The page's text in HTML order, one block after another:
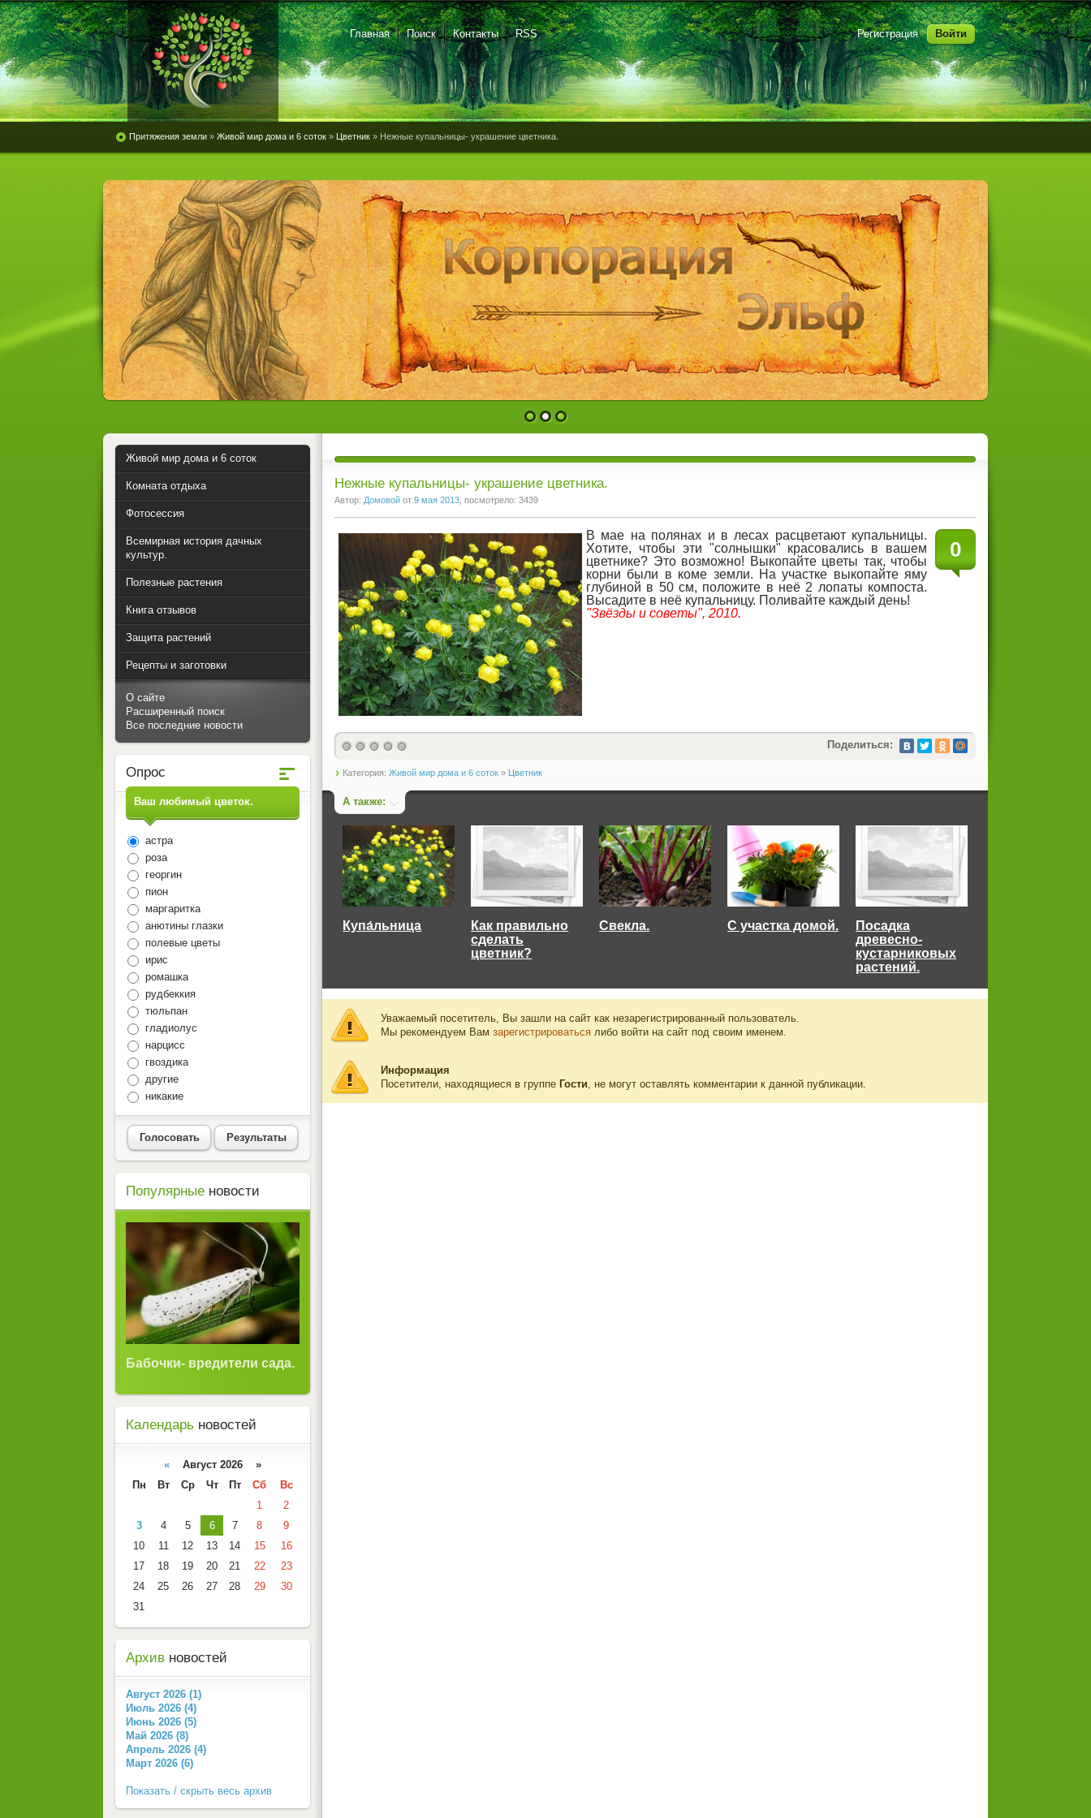
Регистрация Войти
Главная Поиск Контакты RSS
Притяжения земли » Живой мир дома и 6 соток » Цветник » Нежные купальницы- украшение цветника.
1 2 3
Нежные купальницы- украшение цветника.
Автор: Домовой от 9 мая 2013 , посмотрело: 3439
0
В мае на полянах и в лесах расцветают купальницы.
Хотите, чтобы эти "солнышки" красовались в вашем
цветнике? Это возможно! Выкопайте цветы так, чтобы
корни были в коме земли. На участке выкопайте яму
глубиной в 50 см, положите в неё 2 лопаты компоста.
Высадите в неё купальницу. Поливайте каждый день!
"Звёзды и советы", 2010.
Поделиться:
Категория: Живой мир дома и 6 соток » Цветник
А также:
Купа́льница
Как правильно
сделать
цветник?
Свекла. С участка домой.
Посадка
древесно-
кустарниковых
растений.
Уважаемый посетитель, Вы зашли на сайт как незарегистрированный пользователь.
Мы рекомендуем Вам зарегистрироваться либо войти на сайт под своим именем.
Информация
Посетители, находящиеся в группе Гости , не могут оставлять комментарии к данной публикации.
Живой мир дома и 6 соток
Комната отдыха
Фотосессия
Всемирная история дачных
культур.
Полезные растения
Книга отзывов
Защита растений
Рецепты и заготовки
О сайте
Расширенный поиск
Все последние новости
Опрос
Ваш любимый цветок.
астра
роза
георгин
пион
маргаритка
анютины глазки
полевые цветы
ирис
ромашка
рудбеккия
тюльпан
гладиолус
нарцисс
гвоздика
другие
никакие
Голосовать Результаты
Популярные новости
Бабочки- вредители сада.
Календарь новостей
« Август 2026 »
Пн
Вт Ср Чт Пт Сб
Вс
1
2
3
4 5 6 7 8
9
10
11 12 13 14 15
16
17
18 19 20 21 22
23
24
25 26 27 28 29
30
31
Архив новостей
Август 2026 (1)
Июль 2026 (4)
Июнь 2026 (5)
Май 2026 (8)
Апрель 2026 (4)
Март 2026 (6)
Показать / скрыть весь архив